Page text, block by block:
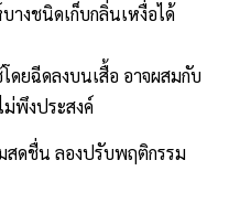
บางชนิดเก็บกลิ่นเหงื่อได้
โดยฉีดลงบนเสื้อ อาจผสมกับ
พึงประสงค์
สดชื่น ลองปรับพฤติกรรม